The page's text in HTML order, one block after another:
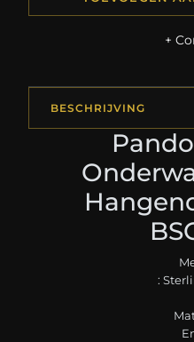
+
BESCHRIJVING
: